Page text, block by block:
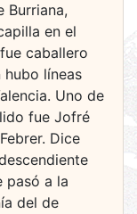
Burriana,
en el
caballero
hubo líneas
Uno de
fue Jofré
Dice
pasó a la
del de